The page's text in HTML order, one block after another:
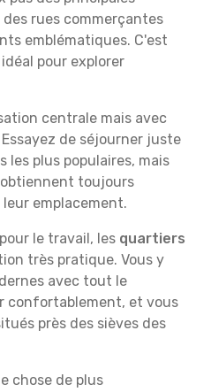
rues commerçantes
emblématiques. C'est
pour explorer
centrale mais avec
de séjourner juste
les plus populaires, mais
toujours
emplacement.
le travail, les quartiers
très pratique. Vous y
avec tout le
confortablement, et vous
près des sièves des
chose de plus